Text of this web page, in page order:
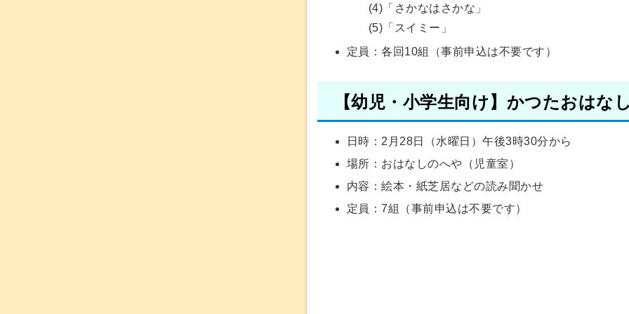
(4)「さかなはさかな」
(5)「スイミー」
定員：各回10組（事前申込は不要です）
【幼児・小学生向け】かつたおはな
日時：2月28日（水曜日）午後3時30分から
場所：おはなしのへや（児童室）
内容：絵本・紙芝居などの読み聞かせ
定員：7組（事前申込は不要です）